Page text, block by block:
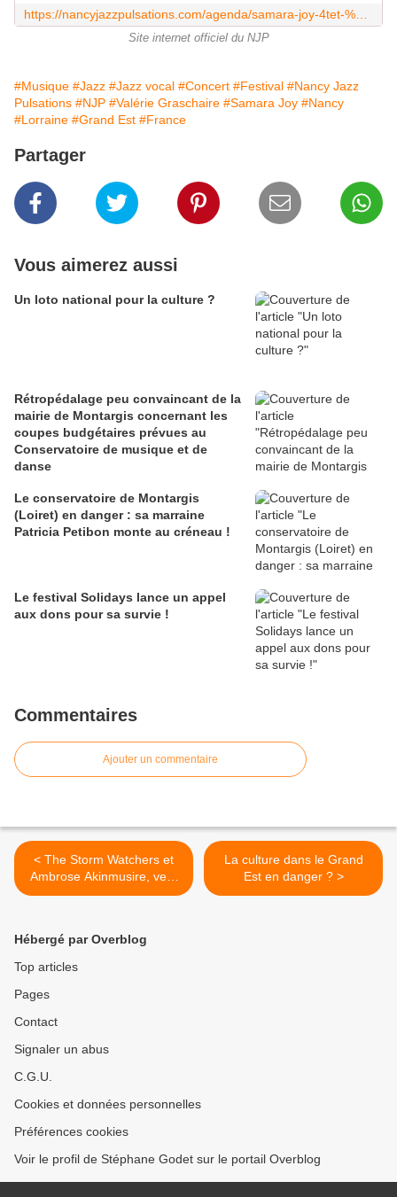
Site internet officiel du NJP
#Musique #Jazz #Jazz vocal #Concert #Festival #Nancy Jazz
Pulsations #NJP #Valérie Graschaire #Samara Joy #Nancy
#Lorraine #Grand Est #France
Partager
Vous aimerez aussi
Un loto national pour la culture ?
Rétropédalage peu convaincant de la
mairie de Montargis concernant les
coupes budgétaires prévues au
Conservatoire de musique et de
danse
Le conservatoire de Montargis
(Loiret) en danger : sa marraine
Patricia Petibon monte au créneau !
Le festival Solidays lance un appel
aux dons pour sa survie !
Commentaires
Ajouter un commentaire
< The Storm Watchers et
Ambrose Akinmusire, vers
des territoires inouïs au
La culture dans le Grand
Est en danger ? >
Hébergé par Overblog
Top articles
Pages
Contact
Signaler un abus
C.G.U.
Cookies et données personnelles
Préférences cookies
Voir le profil de Stéphane Godet sur le portail Overblog